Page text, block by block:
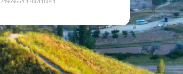
:1786118041